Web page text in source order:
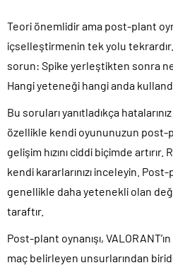
Teori önemlidir ama post-plant
içselleştirmenin tek yolu
sorun: Spike yerleştikten sonra
Hangi yeteneği hangi anda
Bu soruları yanıtladıkça
özellikle kendi oyununuzun post-
gelişim hızını ciddi biçimde artırır.
kendi kararlarınızı inceleyin.
genellikle daha yetenekli olan
taraftır.
Post-plant oynanışı,
maç belirleyen unsurlarından